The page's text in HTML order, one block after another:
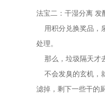
法宝二：干湿分离 发
用积分兑换奖品，
处理。
那么，垃圾隔天才
不会发臭的玄机，
滤掉，剩下一些干的